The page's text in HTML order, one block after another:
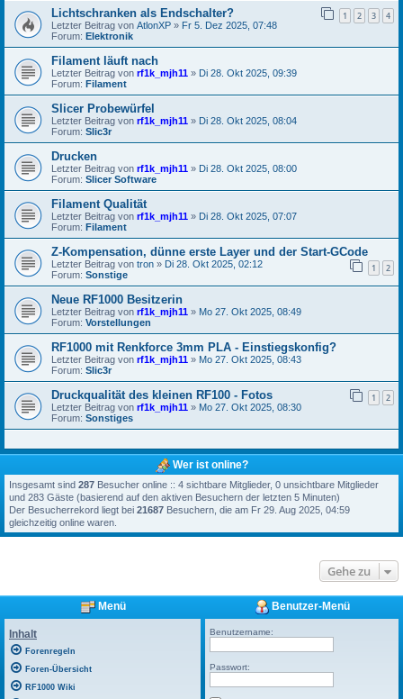
Lichtschranken als Endschalter? 1 2 3 4
Letzter Beitrag von AtlonXP » Fr 5. Dez 2025, 07:48
Forum: Elektronik
Filament läuft nach
Letzter Beitrag von rf1k_mjh11 » Di 28. Okt 2025, 09:39
Forum: Filament
Slicer Probewürfel
Letzter Beitrag von rf1k_mjh11 » Di 28. Okt 2025, 08:04
Forum: Slic3r
Drucken
Letzter Beitrag von rf1k_mjh11 » Di 28. Okt 2025, 08:00
Forum: Slicer Software
Filament Qualität
Letzter Beitrag von rf1k_mjh11 » Di 28. Okt 2025, 07:07
Forum: Filament
Z-Kompensation, dünne erste Layer und der Start-GCode
1 2
Letzter Beitrag von tron » Di 28. Okt 2025, 02:12
Forum: Sonstige
Neue RF1000 Besitzerin
Letzter Beitrag von rf1k_mjh11 » Mo 27. Okt 2025, 08:49
Forum: Vorstellungen
RF1000 mit Renkforce 3mm PLA - Einstiegskonfig?
Letzter Beitrag von rf1k_mjh11 » Mo 27. Okt 2025, 08:43
Forum: Slic3r
Druckqualität des kleinen RF100 - Fotos 1 2
Letzter Beitrag von rf1k_mjh11 » Mo 27. Okt 2025, 08:30
Forum: Sonstiges
Wer ist online?
Insgesamt sind 287 Besucher online :: 4 sichtbare Mitglieder, 0 unsichtbare Mitglieder
und 283 Gäste (basierend auf den aktiven Besuchern der letzten 5 Minuten)
Der Besucherrekord liegt bei 21687 Besuchern, die am Fr 29. Aug 2025, 04:59
gleichzeitig online waren.
Gehe zu
Menü
Inhalt
Forenregeln
Foren-Übersicht
RF1000 Wiki
Benutzer-Menü
Benutzername:
Passwort: